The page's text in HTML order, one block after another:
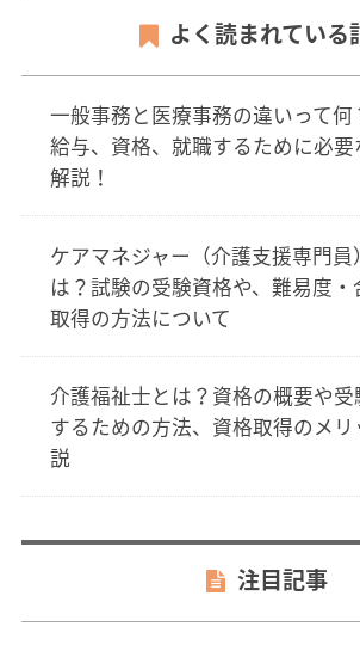
よく読まれている
一般事務と医療事務の違いって何
給与、資格、就職するために必要
解説！
ケアマネジャー（介護支援専門員
は？試験の受験資格や、難易度
取得の方法について
介護福祉士とは？資格の概要や
するための方法、資格取得のメ
説
注目記事